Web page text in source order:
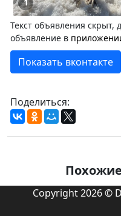
Текст объявления скрыт,
объявление в
Показать вконтакте
Поделиться:
Copyright 2026 ©